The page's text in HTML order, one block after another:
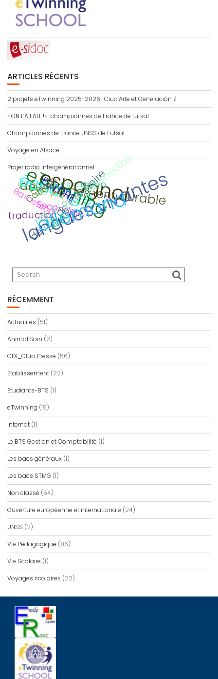
ARTICLES RÉCENTS
2 projets eTwinning 2025-2026 : Ciud’Arte et Generación Z
« ON L’A FAIT !» : championnes de France de futsal
Championnes de France UNSS de Futsal
Voyage en Alsace
Projet radio intergénérationnel
AMAC
jeu
interdisciplinaire
Secondes
Viaje
traduction
devoir de mémoire
développement durable
espagnol
échange
CDI
eTwinning
parcours citoyen
éducation aux médias
portes ouvertes
BarcelonaECLORE
langues vivantes
Calitom
allemand
RÉCEMMENT
Actualités (51)
Animat'Soin (2)
CDI_Club Presse (56)
Etablissement (22)
Etudiants-BTS (1)
eTwinning (19)
Internat (1)
Le BTS Gestion et Comptabilité (1)
Les bacs généraux (1)
Les bacs STMG (1)
Non classé (54)
Ouverture européenne et internationale (24)
UNSS (2)
Vie Pédagogique (86)
Vie Scolaire (1)
Voyages scolaires (22)